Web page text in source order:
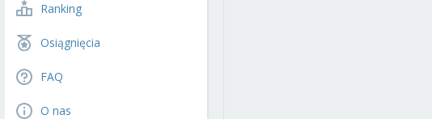
Ranking
Osiągnięcia
FAQ
O nas